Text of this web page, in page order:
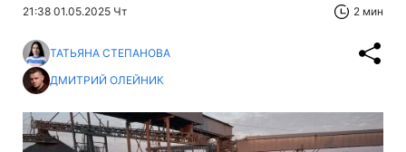
21:38 01.05.2025 Чт 2 мин
ТАТЬЯНА СТЕПАНОВА
ДМИТРИЙ ОЛЕЙНИК